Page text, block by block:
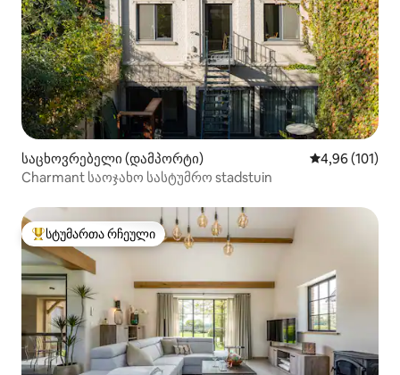
საცხოვრებელი (დამპორტი) საშუალო
4,96 (101)
Charmant საოჯახო სასტუმრო stadstuin
სტუმართა რჩეული მოწინავე ვარიანტი
სტუმართა რჩეული